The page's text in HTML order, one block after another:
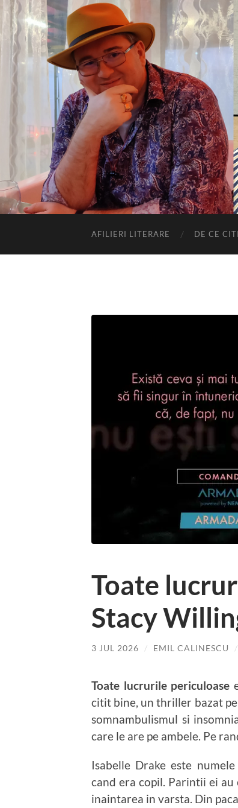
AFILIERI LITERARE DE CE
Toate
Stacy
3 JUL 2026 / EMIL CALINESCU /
Toate lucrurile periculoase
citit bine, un thriller bazat pe
somnambulismul si
care le are pe ambele. Pe
Isabelle Drake este
cand era copil. Parintii ei
inaintarea in varsta. Din